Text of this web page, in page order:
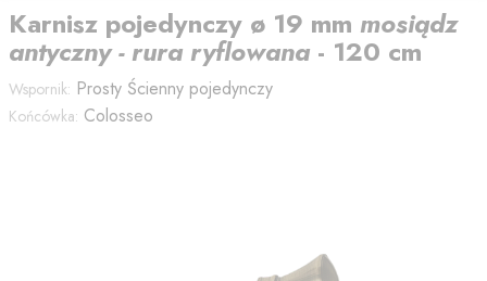
Karnisz pojedynczy ø 19 mm mosiądz
antyczny - rura ryflowana - 120 cm
Wspornik: Prosty Ścienny pojedynczy
Końcówka: Colosseo